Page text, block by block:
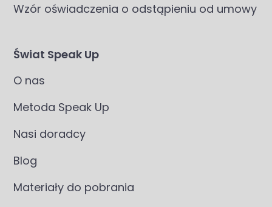
Wzór oświadczenia o odstąpieniu od umowy
Świat Speak Up
O nas
Metoda Speak Up
Nasi doradcy
Blog
Materiały do pobrania